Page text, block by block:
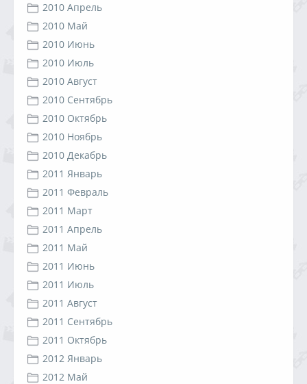
2010 Апрель
2010 Май
2010 Июнь
2010 Июль
2010 Август
2010 Сентябрь
2010 Октябрь
2010 Ноябрь
2010 Декабрь
2011 Январь
2011 Февраль
2011 Март
2011 Апрель
2011 Май
2011 Июнь
2011 Июль
2011 Август
2011 Сентябрь
2011 Октябрь
2012 Январь
2012 Май